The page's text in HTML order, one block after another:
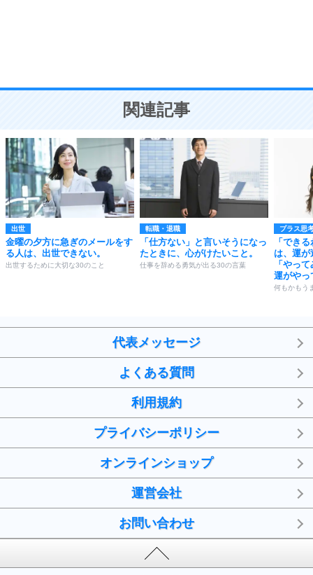
ことが大切。
関連記事
出世
金曜の夕方に急ぎのメールをす
る人は、出世できない。
出世するために大切な30のこと
転職・退職
「仕方ない」と言いそうになっ
たときに、心がけたいこと。
仕事を辞める勇気が出る30の言葉
プラス思
「でき
は、運が
「やっ
運がやっ
何もかもう
代表メッセージ
よくある質問
利用規約
プライバシーポリシー
オンラインショップ
運営会社
お問い合わせ